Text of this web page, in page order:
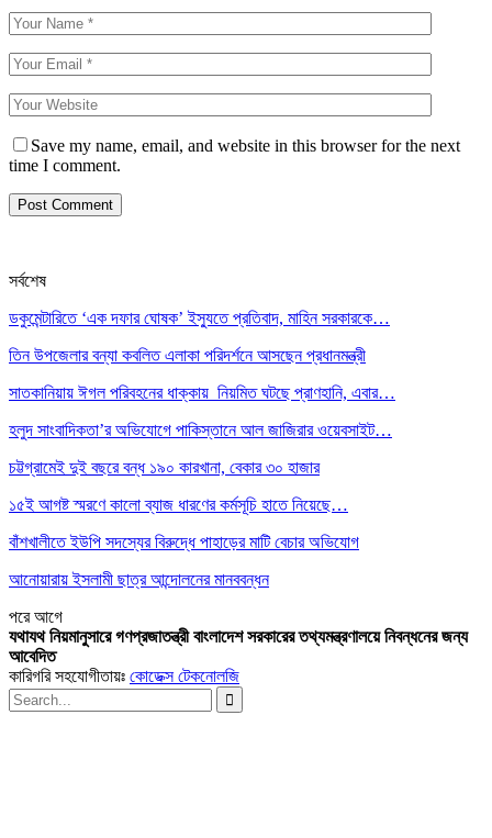
Save my name, email, and website in this browser for the next
time I comment.
সর্বশেষ
ডকুমেন্টারিতে ‘এক দফার ঘোষক’ ইস্যুতে প্রতিবাদ, মাহিন সরকারকে…
তিন উপজেলার বন্যা কবলিত এলাকা পরিদর্শনে আসছেন প্রধানমন্ত্রী
সাতকানিয়ায় ঈগল পরিবহনের ধাক্কায় নিয়মিত ঘটছে প্রাণহানি, এবার…
হলুদ সাংবাদিকতা’র অভিযোগে পাকিস্তানে আল জাজিরার ওয়েবসাইট…
চট্টগ্রামেই দুই বছরে বন্ধ ১৯০ কারখানা, বেকার ৩০ হাজার
১৫ই আগষ্ট স্মরণে কালো ব্যাজ ধারণের কর্মসূচি হাতে নিয়েছে…
বাঁশখালীতে ইউপি সদস্যের বিরুদ্ধে পাহাড়ের মাটি বেচার অভিযোগ
আনোয়ারায় ইসলামী ছাত্র আন্দোলনের মানববন্ধন
পরেআগে
যথাযথ নিয়মানুসারে গণপ্রজাতন্ত্রী বাংলাদেশ সরকারের তথ্যমন্ত্রণালয়ে নিবন্ধনের জন্য
আবেদিত
কারিগরি সহযোগীতায়ঃ কোডেক্স টেকনোলজি